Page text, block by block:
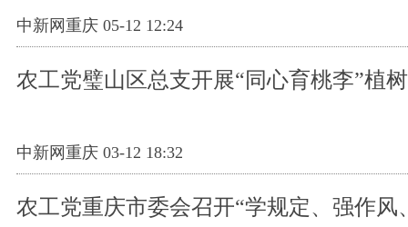
中新网重庆 05-12 12:24
农工党璧山区总支开展“同心育桃李”植
中新网重庆 03-12 18:32
农工党重庆市委会召开“学规定、强作风